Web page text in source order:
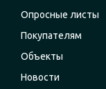
Опросные листы
Покупателям
Объекты
Новости